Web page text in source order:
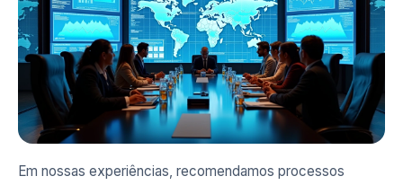
Em nossas experiências, recomendamos processos